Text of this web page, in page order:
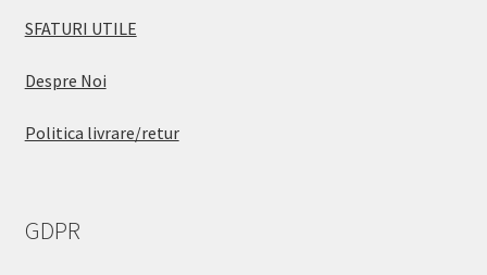
SFATURI UTILE
Despre Noi
Politica livrare/retur
GDPR